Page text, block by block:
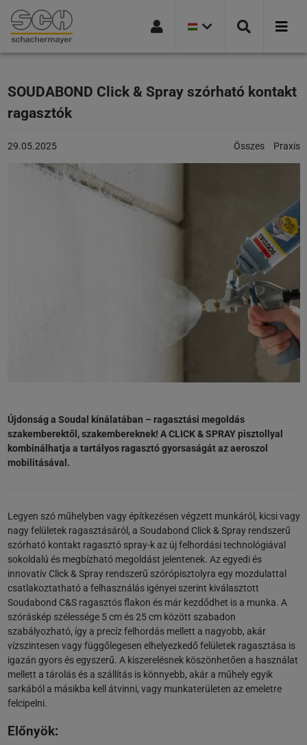
MAGYARORSZÁG
SOUDABOND Click & Spray szórható kontakt
ragasztók
A
29.05.2025 Kategóriák:
Összes Praxis
Újdonság a Soudal kínálatában – ragasztási megoldás
szakemberektől, szakembereknek! A CLICK & SPRAY pisztollyal
kombinálhatja a tartályos ragasztó gyorsaságát az aeroszol
mobilitásával.
Legyen szó műhelyben vagy építkezésen végzett munkáról, kicsi vagy
nagy felületek ragasztásáról, a Soudabond Click & Spray rendszerű
szórható kontakt ragasztó spray-k az új felhordási technológiával
sokoldalú és megbízható megoldást jelentenek. Az egyedi és
innovatív Click & Spray rendszerű szórópisztolyra egy mozdulattal
csatlakoztatható a felhasználás igényei szerint kiválasztott
Soudabond C&S ragasztós flakon és már kezdődhet is a munka. A
szóráskép szélessége 5 cm és 25 cm között szabadon
szabályozható, így a precíz felhordás mellett a nagyobb, akár
vízszintesen vagy függőlegesen elhelyezkedő felületek ragasztása is
igazán gyors és egyszerű. A kiszerelésnek köszönhetően a használat
mellett a tárolás és a szállítás is könnyebb, akár a műhely egyik
sarkából a másikba kell átvinni, vagy munkaterületen az emeletre
felcipelni.
Előnyök: